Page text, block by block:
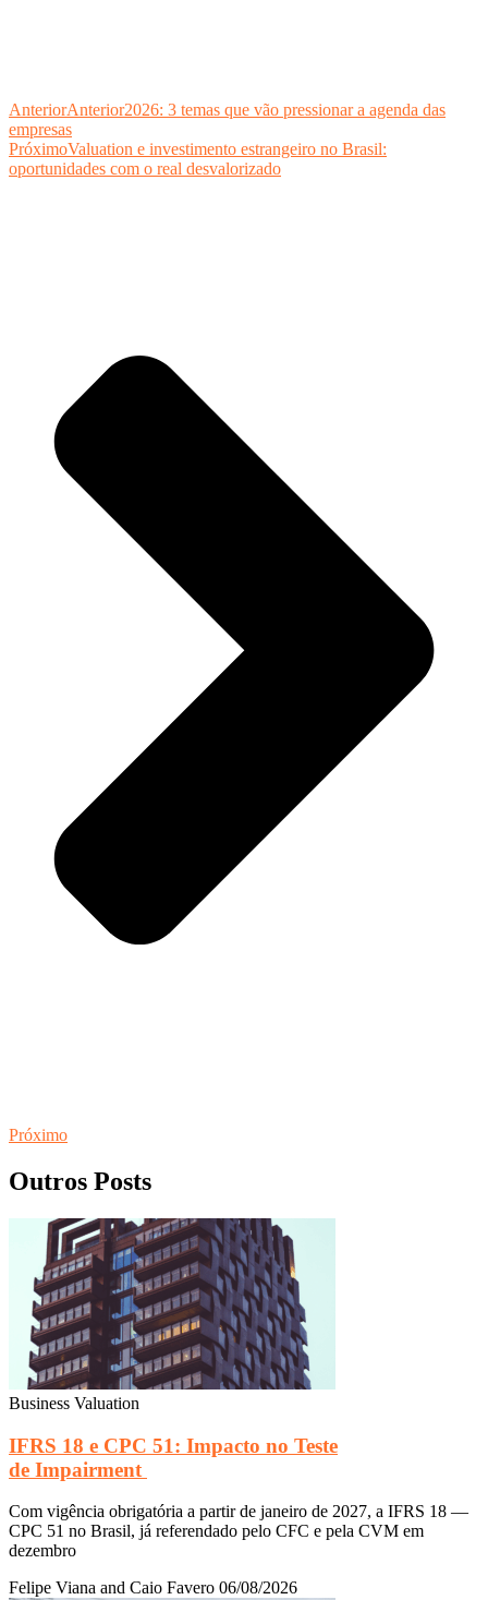
AnteriorAnterior2026: 3 temas que vão pressionar a agenda das
empresas
PróximoValuation e investimento estrangeiro no Brasil:
oportunidades com o real desvalorizado
Próximo
Outros Posts
Business Valuation
IFRS 18 e CPC 51: Impacto no Teste
de Impairment
Com vigência obrigatória a partir de janeiro de 2027, a IFRS 18 —
CPC 51 no Brasil, já referendado pelo CFC e pela CVM em
dezembro
Felipe Viana and Caio Favero 06/08/2026